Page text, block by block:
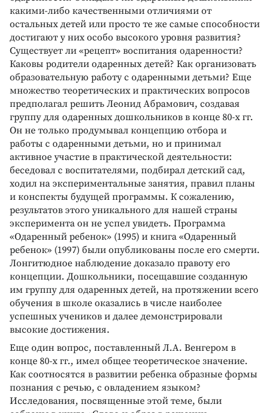
какими­-либо качественными отличиями от
остальных детей или просто те же самые способности
достигают у них особо высокого уровня развития?
Существует ли «рецепт» воспитания одаренности?
Каковы родители одаренных детей? Как организовать
образовательную работу с одаренными детьми? Еще
множество теоретических и практических вопросов
предполагал решить Леонид Абрамович, создавая
группу для одаренных дошкольников в конце 80-­х гг.
Он не только продумывал концепцию отбора и
работы с одаренными детьми, но и принимал
активное участие в практической деятельности:
беседовал с воспитателями, подбирал детский сад,
ходил на экспериментальные занятия, правил планы
и конспекты будущей программы. К сожалению,
результатов этого уникального для нашей страны
эксперимента он не успел увидеть. Программа
«Одаренный ребенок» (1995) и книга «Одаренный
ребенок» (1997) были опубликованы после его смерти.
Лонгитюдное наблюдение доказало правоту его
концепции. Дошкольники, посещавшие созданную
им группу для одаренных детей, на протяжении всего
обучения в школе оказались в числе наиболее
успешных учеников и далее демонстрировали
высокие достижения.
Еще один вопрос, поставленный Л.А. Венгером в
конце 80­-х гг., имел общее теоретическое значение.
Как соотносятся в развитии ребенка образные формы
познания с речью, с овладением языком?
Исследования, посвященные этой теме, были